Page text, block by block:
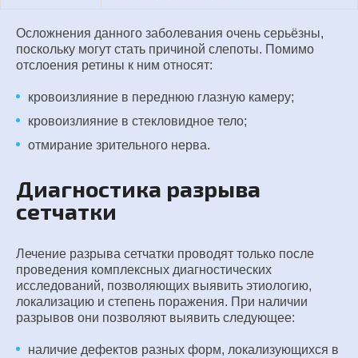
Осложнения данного заболевания очень серьёзны,
поскольку могут стать причиной слепоты. Помимо
отслоения ретины к ним относят:
кровоизлияние в переднюю глазную камеру;
кровоизлияние в стекловидное тело;
отмирание зрительного нерва.
Диагностика разрыва
сетчатки
Лечение разрыва сетчатки проводят только после
проведения комплексных диагностических
исследований, позволяющих выявить этиологию,
локализацию и степень поражения. При наличии
разрывов они позволяют выявить следующее:
наличие дефектов разных форм, локализующихся в